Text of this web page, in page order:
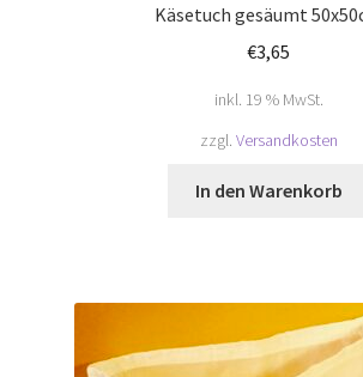
Käsetuch gesäumt
€3,65
inkl. 19 % MwSt.
zzgl. Versandkosten
In den Warenkorb